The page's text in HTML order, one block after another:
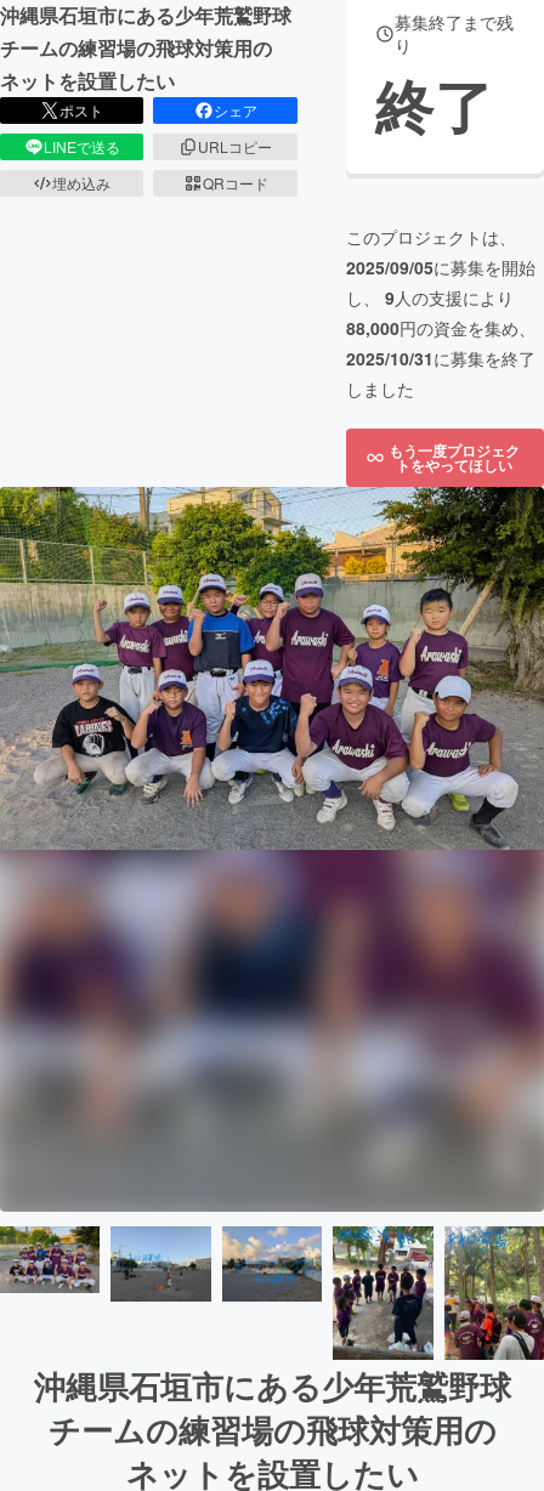
沖縄県石垣市にある少年荒鷲野球
チームの練習場の飛球対策用の
ネットを設置したい
ポスト
シェア
LINEで送る
URLコピー
埋め込み
QRコード
募集終了まで残
り
終了
このプロジェクトは、
2025/09/05に募集を開始
し、 9人の支援により
88,000円の資金を集め、
2025/10/31に募集を終了
しました
もう一度プロジェク
トをやってほしい
沖縄県石垣市にある少年荒鷲野球
チームの練習場の飛球対策用の
ネットを設置したい